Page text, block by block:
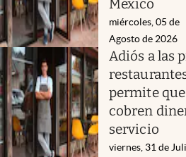
México
miércoles, 05 de
Agosto de 2026
Adiós a las
permite
cobren
servicio
viernes, 31 de